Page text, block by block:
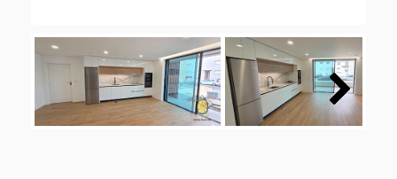
Next